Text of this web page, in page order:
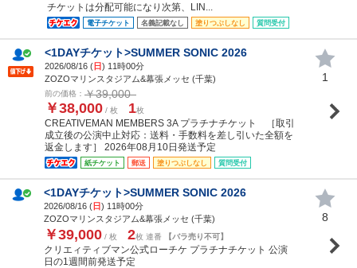
チケットは分配可能になり次第、LIN...
電子チケット 名義記載なし 塗りつぶしなし 質問受付
<1DAYチケット>SUMMER SONIC 2026
2026/08/16 (日) 11時00分
ZOZOマリンスタジアム&幕張メッセ (千葉)
前の価格： ￥39,000
￥38,000 / 枚 1枚
CREATIVEMAN MEMBERS 3A プラチナチケット ［取引
成立後の公演中止対応：送料・手数料を差し引いた全額を
返金します］ 2026年08月10日発送予定
紙チケット 郵送 塗りつぶしなし 質問受付
1
<1DAYチケット>SUMMER SONIC 2026
2026/08/16 (日) 11時00分
ZOZOマリンスタジアム&幕張メッセ (千葉)
￥39,000 / 枚 2枚 連番 【バラ売り不可】
クリエィティブマン公式ローチケ プラチナチケット 公演
日の1週間前発送予定
8